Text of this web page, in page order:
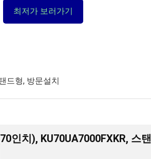
최저가 보러가기
드형, 방문설치
인치), KU70UA7000FXKR, 스탠